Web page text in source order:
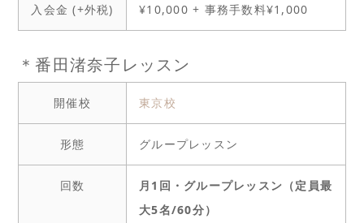
入会金 (+外税) ¥10,000 + 事務手数料¥1,000
＊番田渚奈子レッスン
開催校 東京校
形態 グループレッスン
回数
月1回・グループレッスン（定員最
大5名/60分）